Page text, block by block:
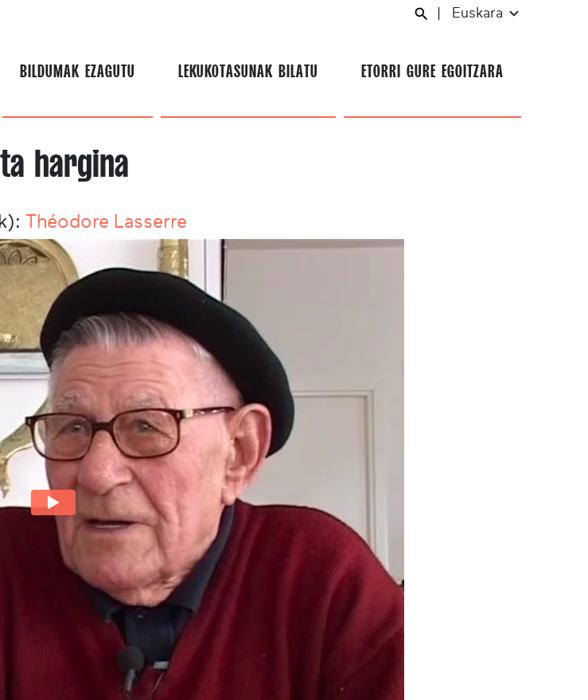
Euskara
BILDUMAK EZAGUTU LEKUKOTASUNAK BILATU ETORRI GURE EGOITZARA
hargina
Théodore Lasserre